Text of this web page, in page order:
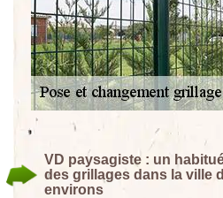
VD paysagiste : un
des grillages dans la ville
environs